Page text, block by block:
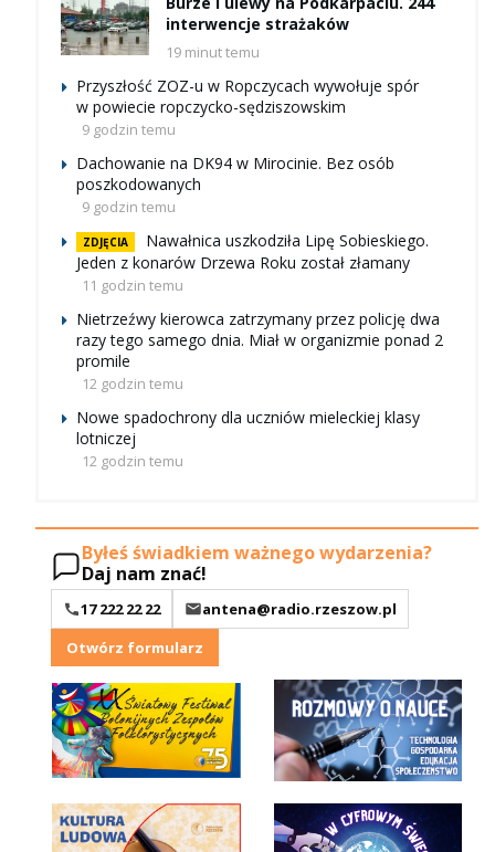
interwencje strażaków
19 minut temu
Przyszłość ZOZ-u w Ropczycach wywołuje spór
w powiecie ropczycko-sędziszowskim
9 godzin temu
Dachowanie na DK94 w Mirocinie. Bez osób
poszkodowanych
9 godzin temu
ZDJĘCIA
Nawałnica uszkodziła Lipę Sobieskiego.
Jeden z konarów Drzewa Roku został złamany
11 godzin temu
Nietrzeźwy kierowca zatrzymany przez policję dwa
razy tego samego dnia. Miał w organizmie ponad 2
promile
12 godzin temu
Nowe spadochrony dla uczniów mieleckiej klasy
lotniczej
12 godzin temu
Byłeś świadkiem ważnego wydarzenia?
Daj nam znać!
17 222 22 22
antena@radio.rzeszow.pl
Otwórz formularz